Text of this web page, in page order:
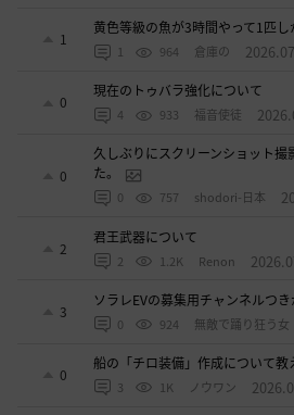
1
黄色等級の魚が3時間やって1匹し
1 964 倉庫の
0
現在のトゥバラ強化について
4 933 福音使徒
0
久しぶりにスクリーンショット
た。
0 757 shodori-日本
2
君王武器について
2 1.2K Renon
3
ソラレEVの募集用チャンネルつき
0 924 無敵で踊り狂う女
0
船の「チロ装備」作成について教
3 1K ノウワン